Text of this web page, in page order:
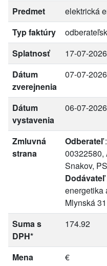
Predmet
elektrická
Typ faktúry
Splatnosť
17-07-2026
Dátum
zverejnenia
07-07-2026
Dátum
vystavenia
06-07-2026
Zmluvná
strana
Odberateľ:
00322580,
Snakov,
Dodávateľ
energetika
Mlynská
Suma s
DPH*
174.92
Mena
€